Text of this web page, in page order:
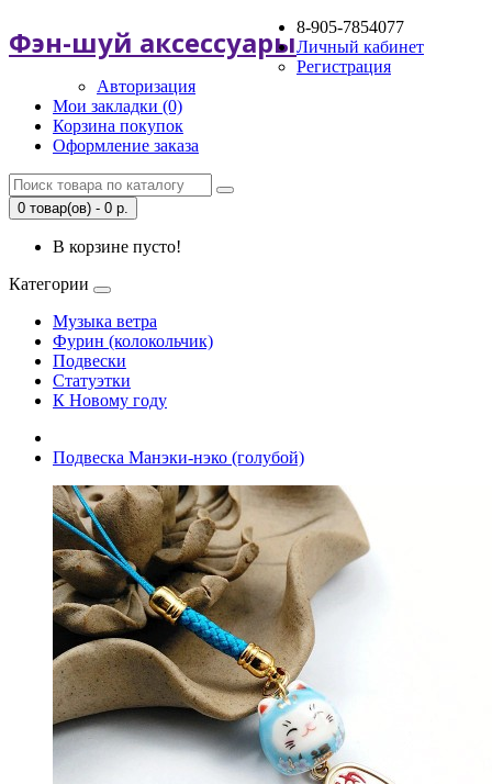
Фэн-шуй аксессуары8-905-7854077
Личный кабинет
Регистрация
Авторизация
Мои закладки (0)
Корзина покупок
Оформление заказа
0 товар(ов) - 0 р.
В корзине пусто!
Категории
Музыка ветра
Фурин (колокольчик)
Подвески
Статуэтки
К Новому году
Подвеска Манэки-нэко (голубой)